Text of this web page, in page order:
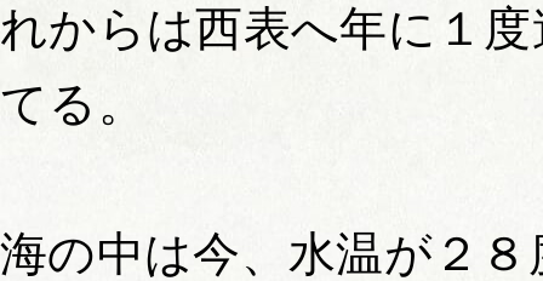
れからは西表へ年に１
てる。
海の中は今、水温が２